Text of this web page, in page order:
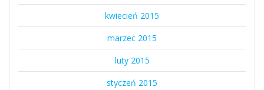
kwiecień 2015
marzec 2015
luty 2015
styczeń 2015